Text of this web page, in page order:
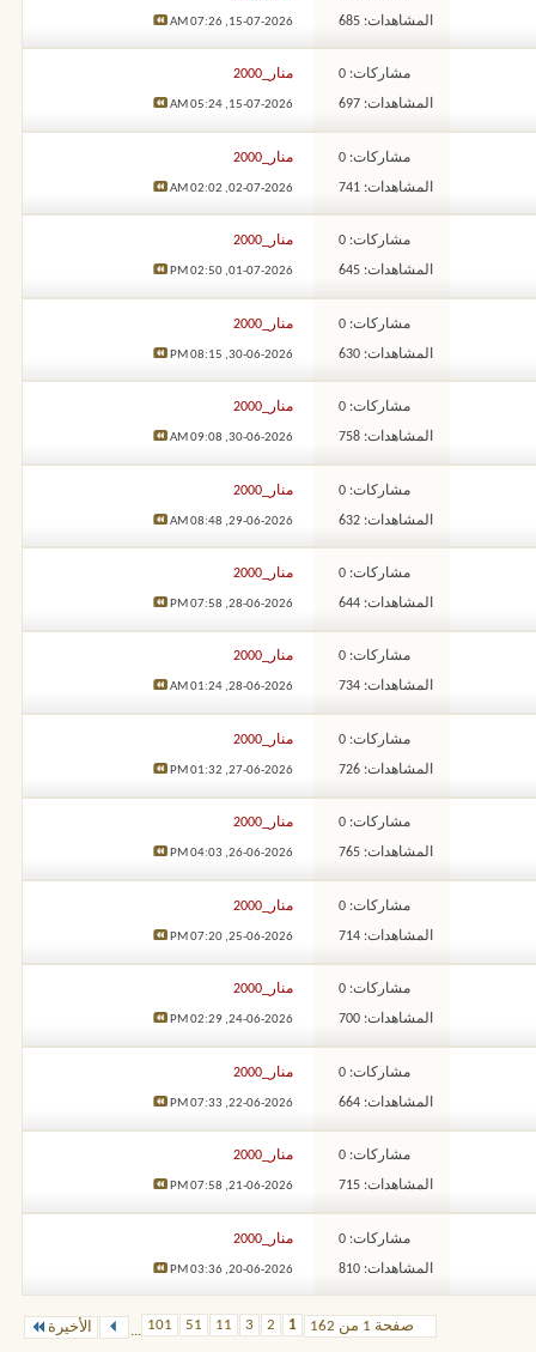
المشاهدات: 685 15-07-2026,
07:26 AM
مشاركات: 0
المشاهدات: 697
منار_2000
15-07-2026,
05:24 AM
مشاركات: 0
المشاهدات: 741
منار_2000
02-07-2026,
02:02 AM
مشاركات: 0
المشاهدات: 645
منار_2000
01-07-2026,
02:50 PM
مشاركات: 0
المشاهدات: 630
منار_2000
30-06-2026,
08:15 PM
مشاركات: 0
المشاهدات: 758
منار_2000
30-06-2026,
09:08 AM
مشاركات: 0
المشاهدات: 632
منار_2000
29-06-2026,
08:48 AM
مشاركات: 0
المشاهدات: 644
منار_2000
28-06-2026,
07:58 PM
مشاركات: 0
المشاهدات: 734
منار_2000
28-06-2026,
01:24 AM
مشاركات: 0
المشاهدات: 726
منار_2000
27-06-2026,
01:32 PM
مشاركات: 0
المشاهدات: 765
منار_2000
26-06-2026,
04:03 PM
مشاركات: 0
المشاهدات: 714
منار_2000
25-06-2026,
07:20 PM
مشاركات: 0
المشاهدات: 700
منار_2000
24-06-2026,
02:29 PM
مشاركات: 0
المشاهدات: 664
منار_2000
22-06-2026,
07:33 PM
مشاركات: 0
المشاهدات: 715
منار_2000
21-06-2026,
07:58 PM
مشاركات: 0
المشاهدات: 810
منار_2000
20-06-2026,
03:36 PM
صفحة 1 من 162 1
2
3
11
51
101
... الأخيرة